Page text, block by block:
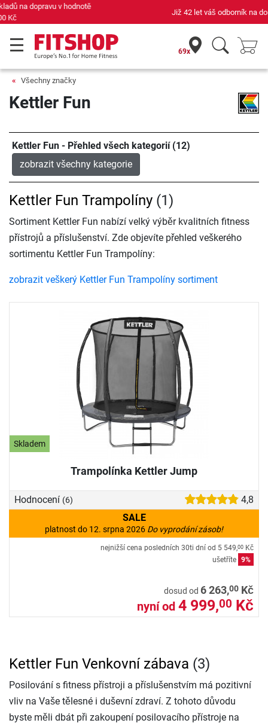
Již 42 let váš odborník na domácí fitness
69x
Všechny značky
Kettler Fun
Kettler Fun - Přehled všech kategorií (12)
zobrazit všechny kategorie
Skladem
Trampolínka Kettler Jump
Hodnocení (6)
4,8
SALE
platnost do 12. srpna 2026 Do vyprodání zásob!
nejnižší cena posledních 30ti dní od 5 549,00 Kč
ušetříte 9%
dosud od 6 263,00 Kč
nyní od 4 999,00 Kč
Kettler Fun Trampolíny (1)
Sortiment Kettler Fun nabízí velký výběr kvalitních fitness
přístrojů a příslušenství. Zde objevíte přehled veškerého
sortimentu Kettler Fun Trampolíny:
zobrazit veškerý Kettler Fun Trampolíny sortiment
Kettler Fun Venkovní zábava (3)
Posilování s fitness přístroji a příslušenstvím má pozitivní
vliv na Vaše tělesné i duševní zdraví. Z tohoto důvodu
byste měli dbát při zakoupení posilovacího přístroje na